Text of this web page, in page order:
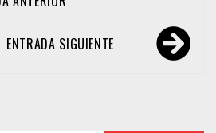
ENTRADA SIGUIENTE